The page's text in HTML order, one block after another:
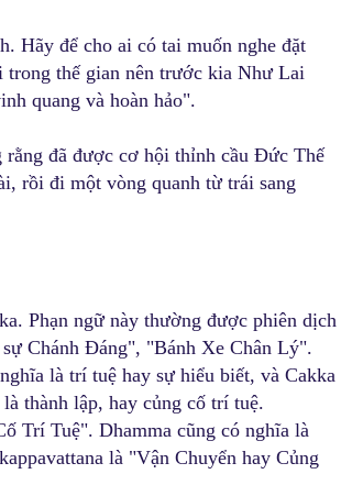
Hãy để cho ai có tai muốn nghe đặt
thế gian nên trước kia Như Lai
quang và hoàn hảo".
đã được cơ hội thỉnh cầu Đức Thế
rồi đi một vòng quanh từ trái sang
Phạn ngữ này thường được phiên dịch
Chánh Đáng", "Bánh Xe Chân Lý".
là trí tuệ hay sự hiểu biết, và Cakka
thành lập, hay củng cố trí tuệ.
Trí Tuệ". Dhamma cũng có nghĩa là
là "Vận Chuyển hay Củng